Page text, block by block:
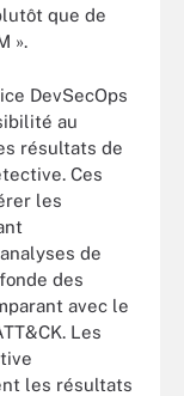
que de
».
DevSecOps
au
résultats de
Ces
les
de
des
avec le
Les
les résultats